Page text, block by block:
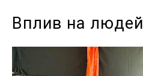
Вплив на людей